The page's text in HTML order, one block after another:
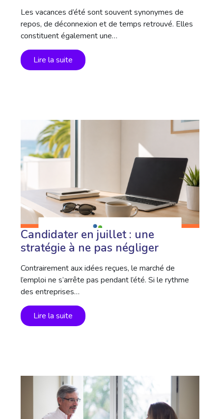
Les vacances d’été sont souvent synonymes de
repos, de déconnexion et de temps retrouvé. Elles
constituent également une…
Lire la suite
Candidater en juillet : une
stratégie à ne pas négliger
Contrairement aux idées reçues, le marché de
l’emploi ne s’arrête pas pendant l’été. Si le rythme
des entreprises…
Lire la suite